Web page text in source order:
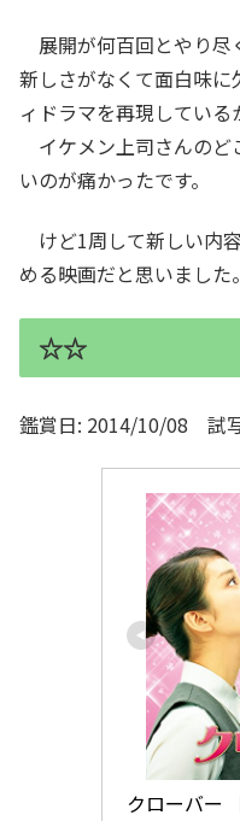
展開が何百回とやり尽
新しさがなくて面白味
ィドラマを再現している
イケメン上司さんのど
いのが痛かったです。
けど1周して新しい内
める映画だと思いました。
☆☆
鑑賞日: 2014/10/08 試
クローバー